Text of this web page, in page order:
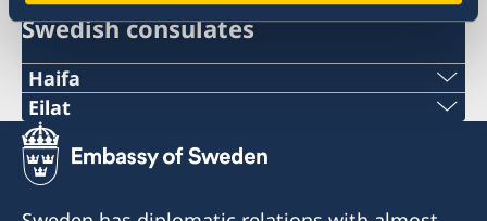
Swedish consulates
Haifa
Phone 1
+972 4 864 31 62
Eilat
Phone
+972 (0)8 6348038